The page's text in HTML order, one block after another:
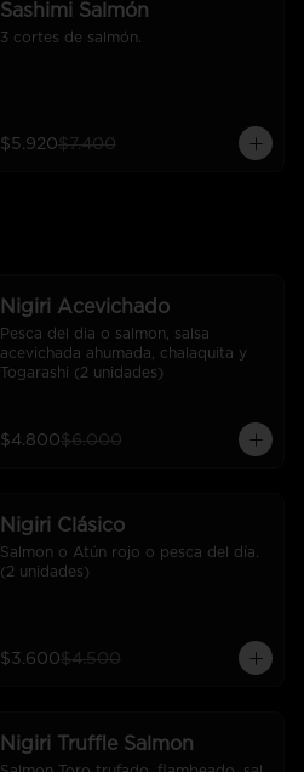
Sashimi Salmón
3 cortes de salmón.
$5.920$7.400
Nigiri Acevichado
Pesca del dia o salmon, salsa
acevichada ahumada, chalaquita y
Togarashi (2 unidades)
$4.800$6.000
Nigiri Clásico
Salmon o Atún rojo o pesca del día.
(2 unidades)
$3.600$4.500
Nigiri Truffle Salmon